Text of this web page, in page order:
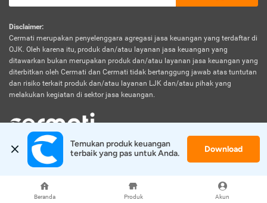
Beranda Produk Akun
Disclaimer:
Cermati merupakan penyelenggara agregasi jasa keuangan yang terdaftar di
OJK. Oleh karena itu, produk dan/atau layanan jasa keuangan yang
ditawarkan bukan merupakan produk dan/atau layanan jasa keuangan yang
diterbitkan oleh Cermati dan Cermati tidak bertanggung jawab atas tuntutan
dan risiko terkait produk dan/atau layanan LJK dan/atau pihak yang
melakukan kegiatan di sektor jasa keuangan.
© 2026 Cermati. All Rights Reserved.
Temukan produk keuangan
terbaik yang pas untuk Anda.
Download